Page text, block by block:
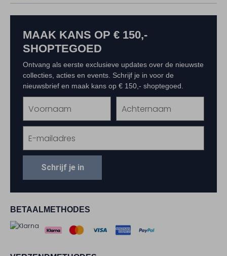
BETAALMETHODES
MAAK KANS OP € 150,-
SHOPTEGOED
Ontvang als eerste exclusieve updates over de nieuwste
collecties, acties en events. Schrijf je in voor de
nieuwsbrief en maak kans op € 150,- shoptegoed.
Schrijf je in